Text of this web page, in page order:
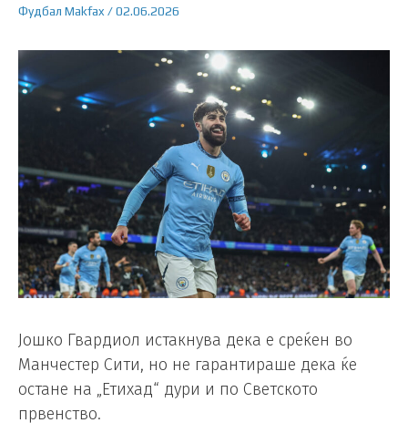
Фудбал Makfax /02.06.2026
Јошко Гвардиол истакнува дека е среќен во
Манчестер Сити, но не гарантираше дека ќе
остане на „Етихад“ дури и по Светското
првенство.